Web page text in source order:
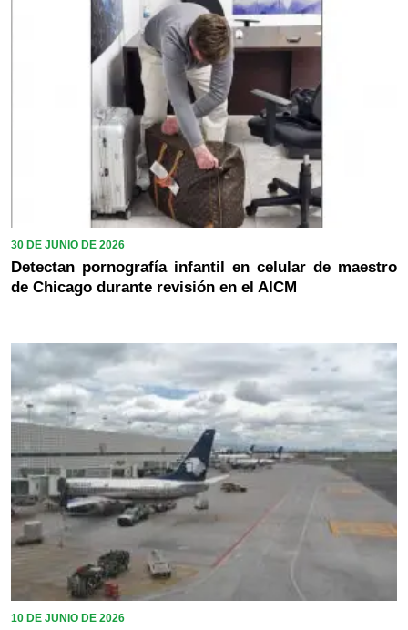
30 DE JUNIO DE 2026
Detectan pornografía infantil en celular de maestro
de Chicago durante revisión en el AICM
10 DE JUNIO DE 2026